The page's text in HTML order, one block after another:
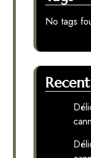
No tags